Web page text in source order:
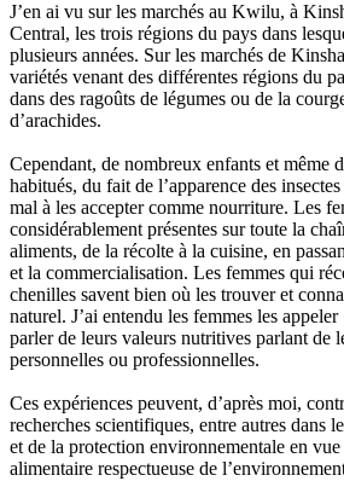
J’en ai vu sur les marchés au Kwilu, à
Central, les trois régions du pays dans
plusieurs années. Sur les marchés de
variétés venant des différentes régions du
dans des ragoûts de légumes ou de la
d’arachides.
Cependant, de nombreux enfants et même
habitués, du fait de l’apparence des
mal à les accepter comme nourriture. Les
considérablement présentes sur toute la
aliments, de la récolte à la cuisine, en
et la commercialisation. Les femmes qui
chenilles savent bien où les trouver et
naturel. J’ai entendu les femmes les
parler de leurs valeurs nutritives parlant de
personnelles ou professionnelles.
Ces expériences peuvent, d’après moi,
recherches scientifiques, entre autres dans
et de la protection environnementale en vue
alimentaire respectueuse de